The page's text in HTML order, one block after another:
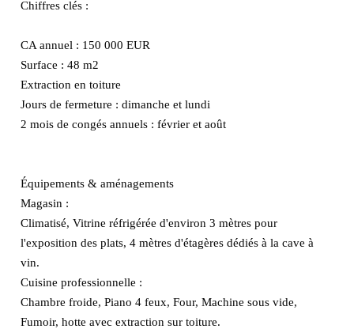
Chiffres clés :
CA annuel : 150 000 EUR
Surface : 48 m2
Extraction en toiture
Jours de fermeture : dimanche et lundi
2 mois de congés annuels : février et août
Équipements & aménagements
Magasin :
Climatisé, Vitrine réfrigérée d'environ 3 mètres pour
l'exposition des plats, 4 mètres d'étagères dédiés à la cave à
vin.
Cuisine professionnelle :
Chambre froide, Piano 4 feux, Four, Machine sous vide,
Fumoir, hotte avec extraction sur toiture.